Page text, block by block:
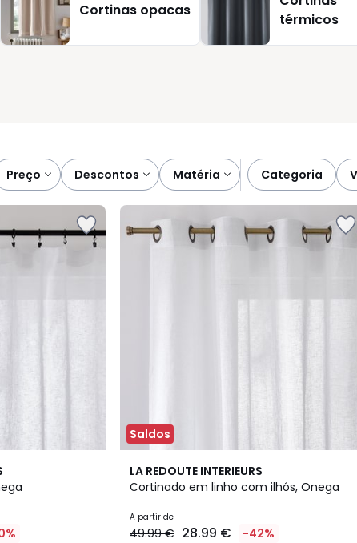
o seu estilo e receba-a em poucos dias, com a
para dar às suas janelas a elegância e o
Cortinas opacas
térmicos
preço descontos matéria categoria
Saldos
LA REDOUTE INTERIEURS
Cortinado em linho com ilhós, Onega
A partir de
49.99 € 28.99 € -42%
4,2
/ 5
4
Cores